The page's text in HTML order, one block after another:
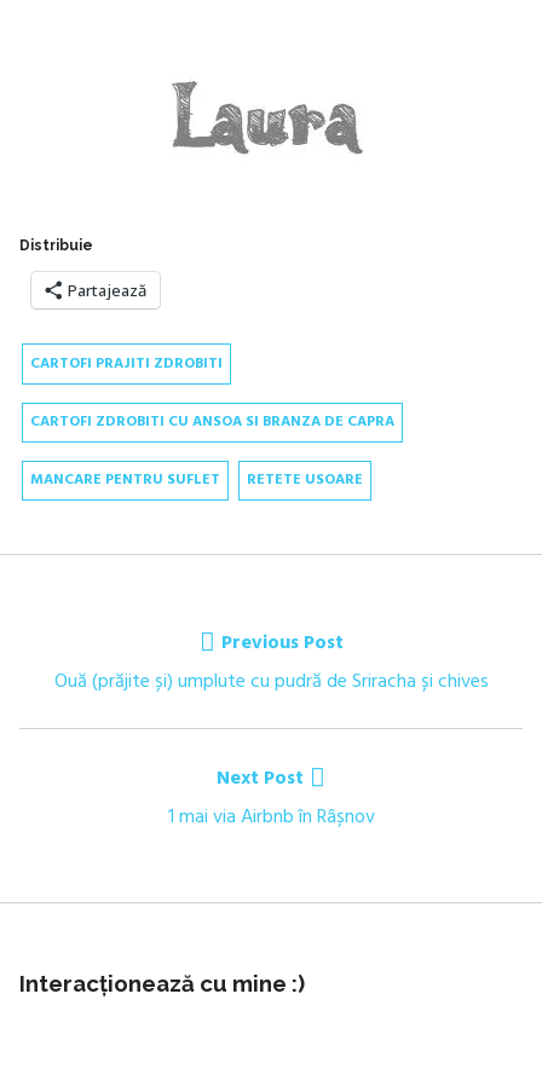
Distribuie
Partajează
CARTOFI PRAJITI ZDROBITI
CARTOFI ZDROBITI CU ANSOA SI BRANZA DE CAPRA
MANCARE PENTRU SUFLET RETETE USOARE
articole
Previous Post
Previous
Ouă (prăjite și) umplute cu pudră de Sriracha și chives
Next Post
Next
1 mai via Airbnb în Râșnov
Interacționează cu mine :)